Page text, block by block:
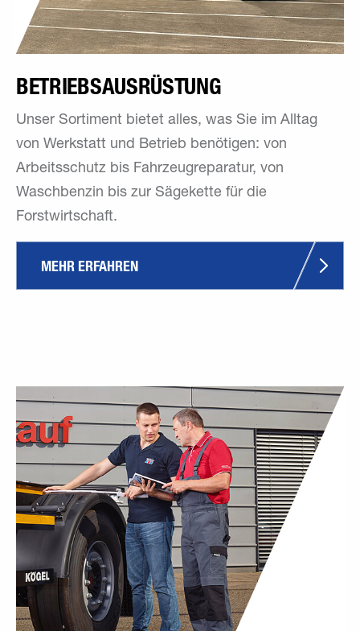
BETRIEBSAUSRÜSTUNG
Unser Sortiment bietet alles, was Sie im Alltag
von Werkstatt und Betrieb benötigen: von
Arbeitsschutz bis Fahrzeugreparatur, von
Waschbenzin bis zur Sägekette für die
Forstwirtschaft.
MEHR ERFAHREN